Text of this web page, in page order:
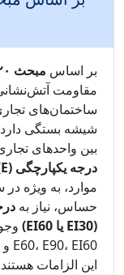
بر اساس مبحث ۲۰ مقررات ملی ساختمان ایران
مقاومت
ساختمان‌های
شیشه بستگی
بین واحدهای
درجه یکپارچگی (E) 60 دقیقه
موارد، به ویژه در
حساس، نیاز به
(EI30 یا EI60)
این الزامات